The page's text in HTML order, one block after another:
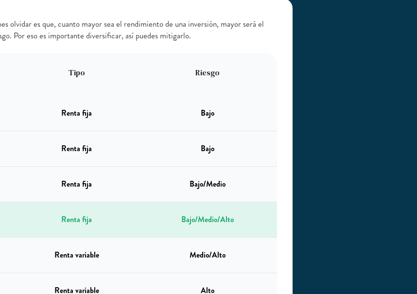
olvidar es que, cuanto mayor sea el rendimiento de una inversión, mayor será el
Por eso es importante diversificar, así puedes mitigarlo.
Tipo Riesgo
Renta fija Bajo
Renta fija Bajo
Renta fija Bajo/Medio
Renta fija Bajo/Medio/Alto
Renta variable Medio/Alto
Renta variable Alto